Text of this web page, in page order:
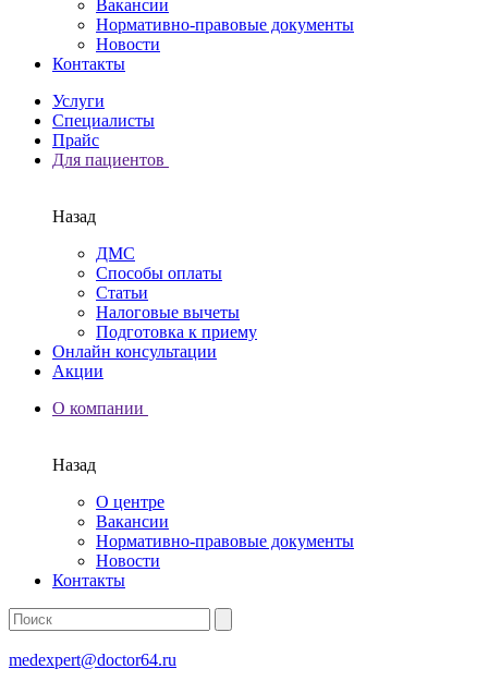
Вакансии
Нормативно-правовые документы
Новости
Контакты
Услуги
Специалисты
Прайс
Для пациентов
Назад
ДМС
Способы оплаты
Статьи
Налоговые вычеты
Подготовка к приему
Онлайн консультации
Акции
О компании
Назад
О центре
Вакансии
Нормативно-правовые документы
Новости
Контакты
medexpert@doctor64.ru